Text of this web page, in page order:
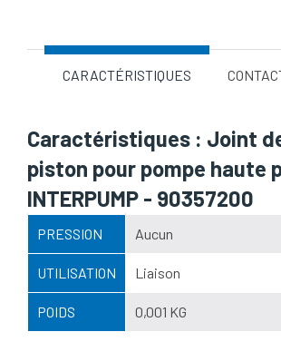
CARACTÉRISTIQUES
Caractéristiques : Joint
piston pour pompe haute
INTERPUMP - 90357200
PRESSION Aucun
UTILISATION Liaison
POIDS 0,001 KG